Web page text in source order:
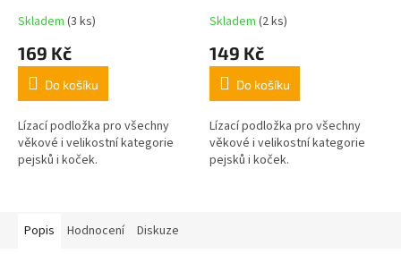
Skladem (3 ks)
169 Kč
Do košíku
Lízací podložka pro všechny
věkové i velikostní kategorie
pejsků i koček.
Skladem (2 ks)
149 Kč
Do košíku
Lízací podložka pro všechny
věkové i velikostní kategorie
pejsků i koček.
Popis Hodnocení Diskuze